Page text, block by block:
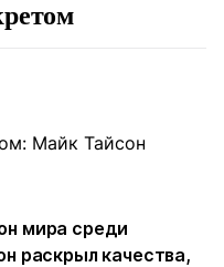
мира среди
раскрыл качества,